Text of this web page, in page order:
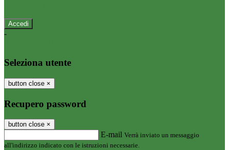
-
Seleziona utente
button close ×
Recupero password
button close ×
E-mail Verrà inviato un messaggio
all'indirizzo indicato con le istruzioni necessarie.